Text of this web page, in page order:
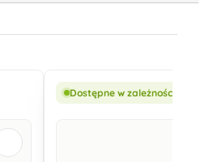
Dostępne w zależności od